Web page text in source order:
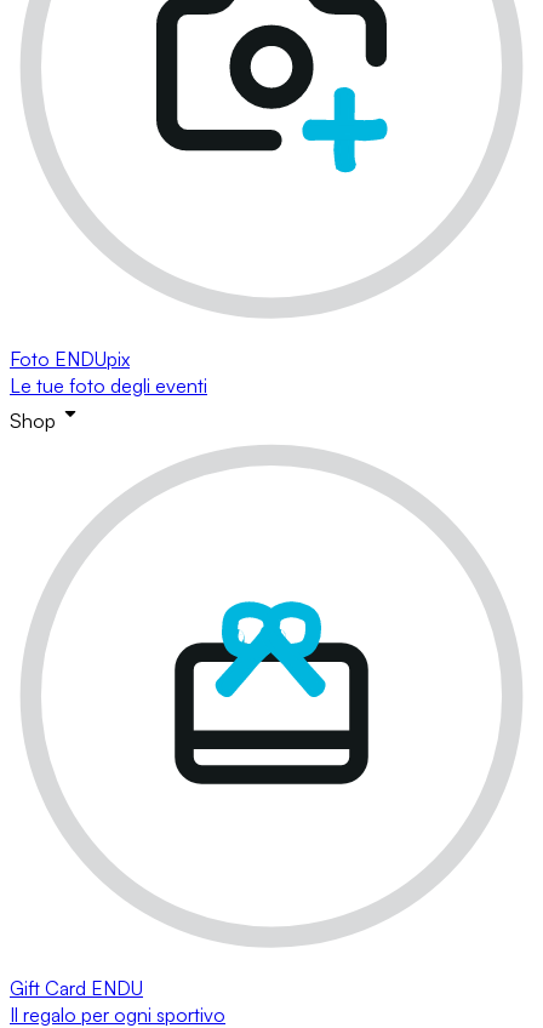
Foto ENDUpix
Le tue foto degli eventi
Shop
Gift Card ENDU
Il regalo per ogni sportivo